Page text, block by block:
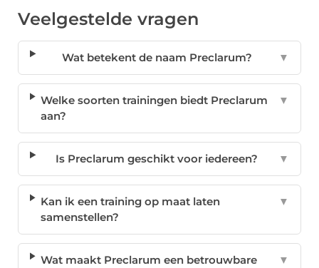
Veelgestelde vragen
Wat betekent de naam Preclarum? ▼
Welke soorten trainingen biedt Preclarum
aan?
▼
Is Preclarum geschikt voor iedereen? ▼
Kan ik een training op maat laten
samenstellen?
▼
Wat maakt Preclarum een betrouwbare
▼